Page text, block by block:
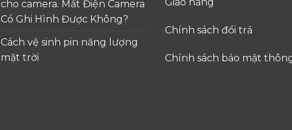
cho camera. Mất Điện Camera
Có Ghi Hình Được Không?
Cách vệ sinh pin năng lượng
mặt trời
Giao hàng
Chính sách đổi trả
Chính sách bảo mật